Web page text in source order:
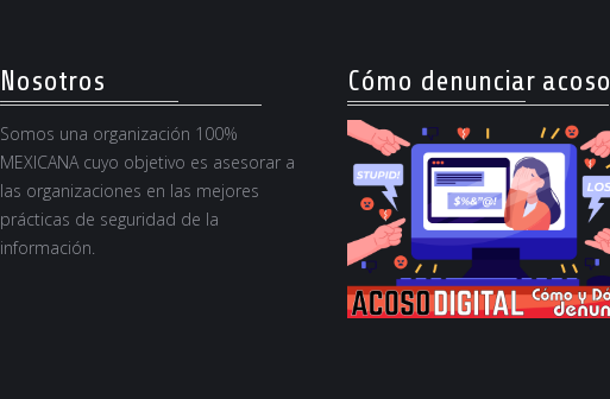
Nosotros
Somos una organización 100%
MEXICANA cuyo objetivo es asesorar a
las organizaciones en las mejores
prácticas de seguridad de la
información.
Cómo denunciar acoso